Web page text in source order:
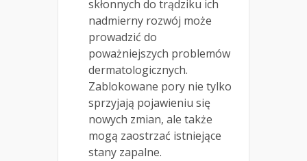
skłonnych do trądziku ich
nadmierny rozwój może
prowadzić do
poważniejszych problemów
dermatologicznych.
Zablokowane pory nie tylko
sprzyjają pojawieniu się
nowych zmian, ale także
mogą zaostrzać istniejące
stany zapalne.